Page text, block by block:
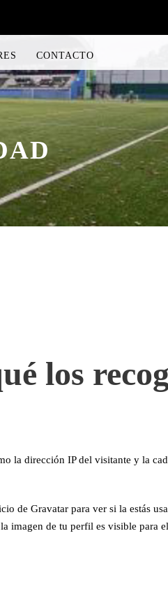
CONTACTO
los
la dirección IP del visitante y la
de Gravatar para ver si la estás
imagen de tu perfil es visible para